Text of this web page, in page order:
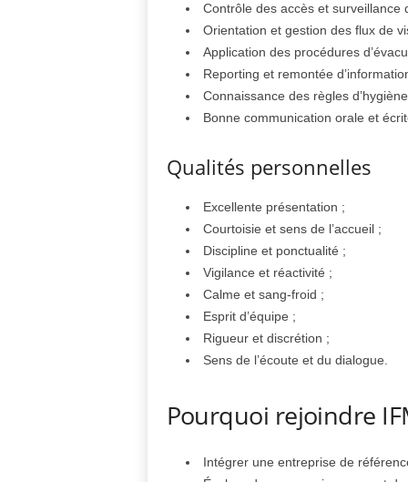
Contrôle des accès et surveillance
Orientation et gestion des flux de
Application des procédures
Reporting et remontée
Connaissance des règles
Bonne communication orale et
Qualités personnelles
Excellente présentation ;
Courtoisie et sens de l’accueil ;
Discipline et ponctualité ;
Vigilance et réactivité ;
Calme et sang-froid ;
Esprit d’équipe ;
Rigueur et discrétion ;
Sens de l’écoute et du dialogue.
Pourquoi rejoindre
Intégrer une entreprise de